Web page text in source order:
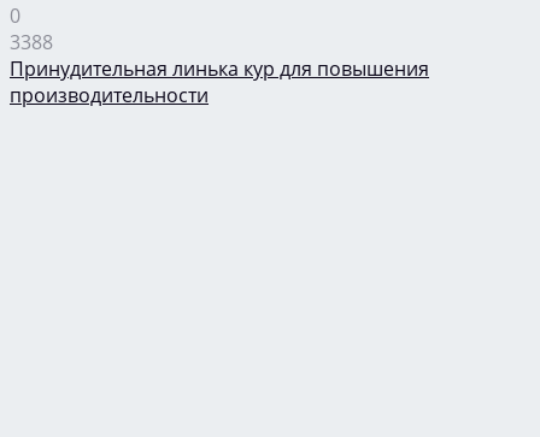
0
3388
Принудительная линька кур для повышения
производительности